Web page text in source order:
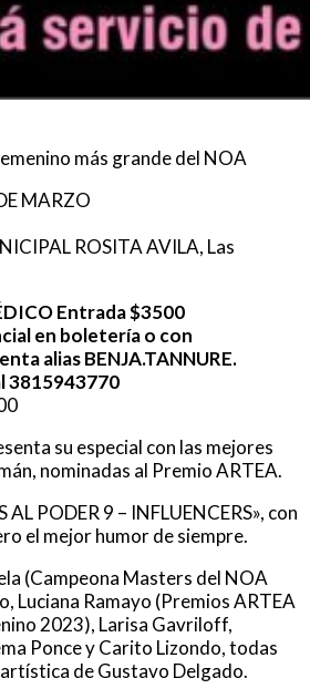
más grande del NOA
MARZO
ROSITA AVILA, Las
Entrada $3500
en boletería o con
alias BENJA.TANNURE.
3815943770
su especial con las mejores
nominadas al Premio ARTEA.
AL PODER 9 – INFLUENCERS», con
el mejor humor de siempre.
(Campeona Masters del NOA
Luciana Ramayo (Premios ARTEA
2023), Larisa Gavriloff,
Ponce y Carito Lizondo, todas
de Gustavo Delgado.